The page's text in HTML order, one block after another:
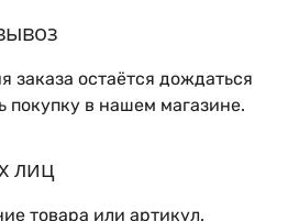
заказа остаётся дождаться
покупку в нашем магазине.
лиц
товара или артикул.